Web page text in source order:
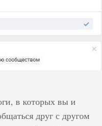
в которых вы и
друг с другом